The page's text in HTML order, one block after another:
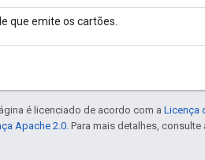
que emite os cartões.
é licenciado de acordo com a Licença
Apache 2.0 . Para mais detalhes, consulte